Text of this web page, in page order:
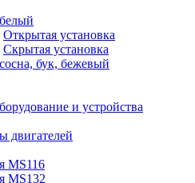
Открытая установка
Скрытая установка
бук, бежевый
и устройства
двигателей
MS116
MS132